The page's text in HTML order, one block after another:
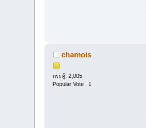
chamois
กระทู้: 2,005
Popular Vote : 1